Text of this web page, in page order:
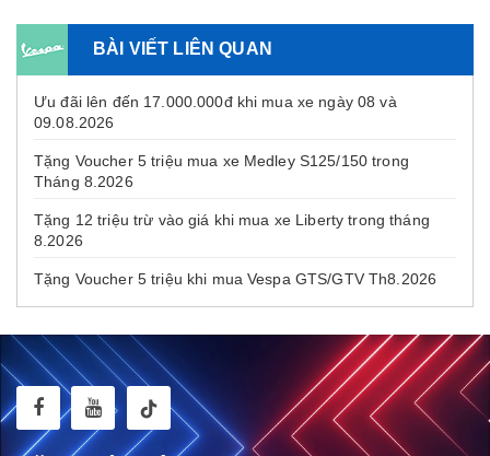
BÀI VIẾT LIÊN QUAN
Ưu đãi lên đến 17.000.000đ khi mua xe ngày 08 và
09.08.2026
Tặng Voucher 5 triệu mua xe Medley S125/150 trong
Tháng 8.2026
Tặng 12 triệu trừ vào giá khi mua xe Liberty trong tháng
8.2026
Tặng Voucher 5 triệu khi mua Vespa GTS/GTV Th8.2026